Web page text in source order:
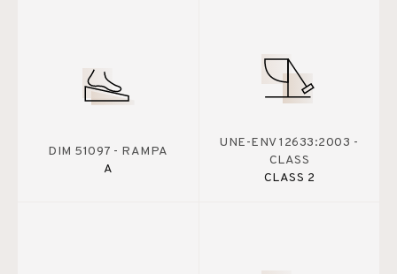
DIM 51097 - RAMPA
A
UNE-ENV 12633:2003 -
CLASS
CLASS 2